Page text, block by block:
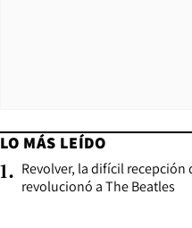
LO MÁS LEÍDO
1. Revolver, la difícil
revolucionó a The Beatles